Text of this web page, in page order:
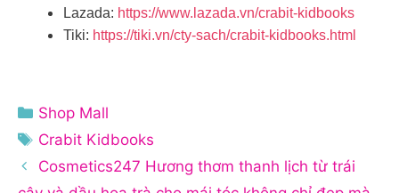
Lazada: https://www.lazada.vn/crabit-kidbooks
Tiki: https://tiki.vn/cty-sach/crabit-kidbooks.html
Danh
mục
Shop Mall
Thẻ
Crabit Kidbooks
Cosmetics247 Hương thơm thanh lịch từ trái